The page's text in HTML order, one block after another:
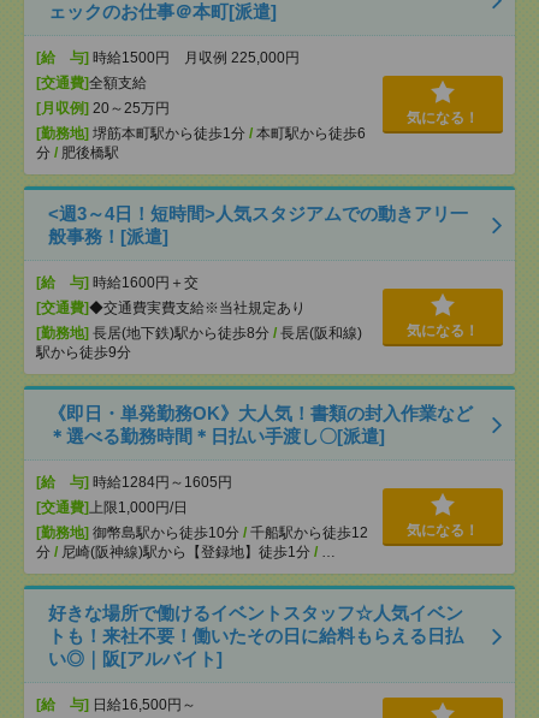
ェックのお仕事＠本町[派遣]
[給 与] 時給1500円 月収例 225,000円
[交通費]全額支給
[月収例] 20～25万円
[勤務地] 堺筋本町駅から徒歩1分 / 本町駅から徒歩6
分 / 肥後橋駅
気になる！
<週3～4日！短時間>人気スタジアムでの動きアリ一
般事務！[派遣]
[給 与] 時給1600円＋交
[交通費]◆交通費実費支給※当社規定あり
[勤務地] 長居(地下鉄)駅から徒歩8分 / 長居(阪和線)
駅から徒歩9分
気になる！
《即日・単発勤務OK》大人気！書類の封入作業など
＊選べる勤務時間＊日払い手渡し〇[派遣]
[給 与] 時給1284円～1605円
[交通費] 上限1,000円/日
[勤務地] 御幣島駅から徒歩10分 / 千船駅から徒歩12
分 / 尼崎(阪神線)駅から【登録地】徒歩1分 / …
気になる！
好きな場所で働けるイベントスタッフ☆人気イベン
トも！来社不要！働いたその日に給料もらえる日払
い◎｜阪[アルバイト]
[給 与] 日給16,500円～